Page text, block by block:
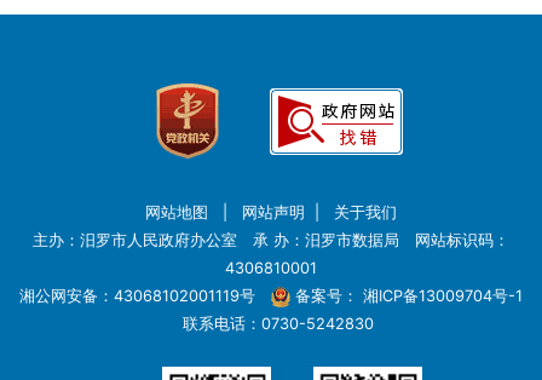
网站地图 网站声明
关于我们
主办：汨罗市人民政府办公室 承 办：汨罗市数据局 网站标识码：
4306810001
湘公网安备：43068102001119号
备案号： 湘ICP备13009704号-1
联系电话：0730-5242830